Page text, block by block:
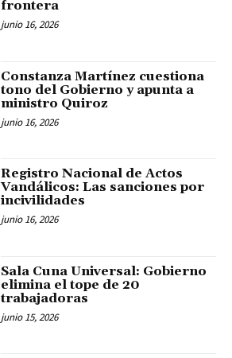
frontera
junio 16, 2026
Constanza Martínez cuestiona
tono del Gobierno y apunta a
ministro Quiroz
junio 16, 2026
Registro Nacional de Actos
Vandálicos: Las sanciones por
incivilidades
junio 16, 2026
Sala Cuna Universal: Gobierno
elimina el tope de 20
trabajadoras
junio 15, 2026